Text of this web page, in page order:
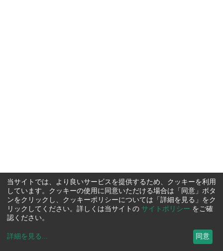
当サイトでは、より良いサービスを提供するため、クッキーを利用
しています。クッキーの使用に同意いただける場合は「同意」ボタ
ンをクリックし、クッキーポリシーについては「詳細を見る」をク
リックしてください。詳しくは当サイトの サイトポリシー をご確
認ください。
詳細を見る ... 同意